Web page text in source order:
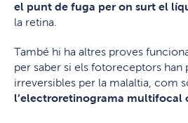
el punt de fuga per on surt el
la retina.
També hi ha altres proves
per saber si els fotoreceptors han
irreversibles per la malaltia, com
l’electroretinograma multifocal